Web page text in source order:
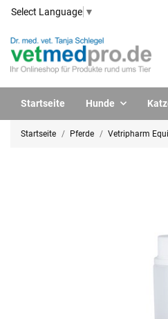
Select Language ▼
Hunde
Startseite
Startseite Pferde Vetripharm